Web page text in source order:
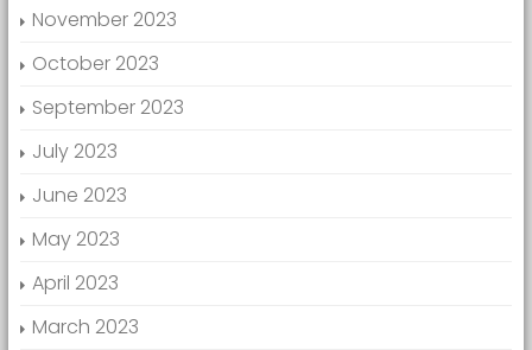
November 2023
October 2023
September 2023
July 2023
June 2023
May 2023
April 2023
March 2023